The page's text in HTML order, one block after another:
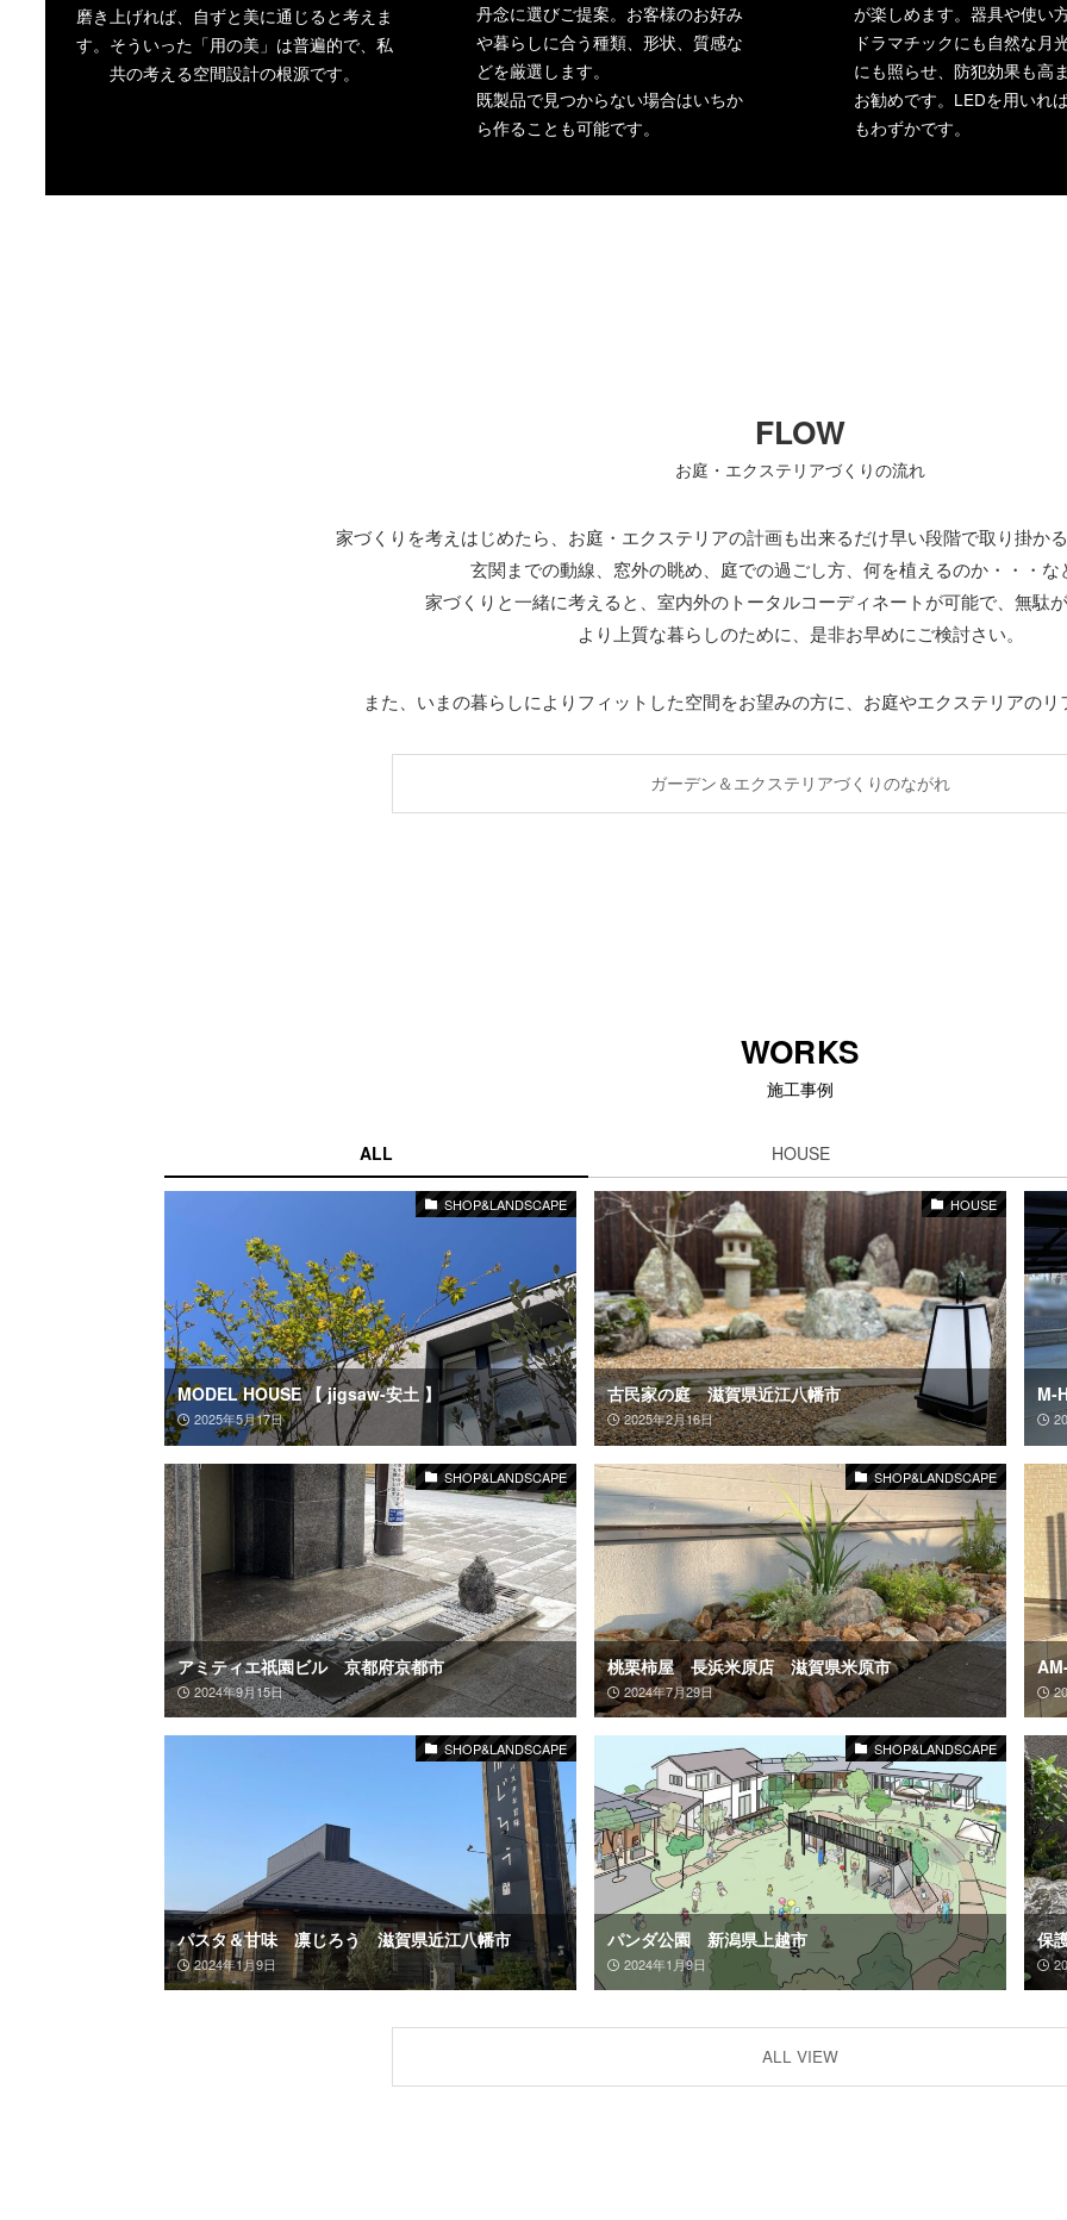
磨き上げれば、自ずと美に通じると考えま
す。そういった「用の美」は普遍的で、私
共の考える空間設計の根源です。
丹念に選びご提案。お客様のお好み
や暮らしに合う種類、形状、質感な
どを厳選します。
既製品で見つからない場合はいちか
ら作ることも可能です。
が楽しめます。器具や使い
ドラマチックにも自然な月
にも照らせ、防犯効果も高
お勧めです。LEDを用いれ
もわずかです。
FLOW
お庭・エクステリアづくりの流れ
家づくりを考えはじめたら、お庭・エクステリアの計画も出来るだけ早い段階で取り掛かる
玄関までの動線、窓外の眺め、庭での過ごし方、何を植えるのか・・・な
家づくりと一緒に考えると、室内外のトータルコーディネートが可能で、無駄が
より上質な暮らしのために、是非お早めにご検討さい。
また、いまの暮らしによりフィットした空間をお望みの方に、お庭やエクステリアのリ
ガーデン＆エクステリアづくりのながれ
WORKS
施工事例
ALL HOUSE
SHOP&LANDSCAPE
MODEL HOUSE 【 jigsaw-安土 】
2025年5月17日
HOUSE
古民家の庭 滋賀県近江八幡市
2025年2月16日
M-
SHOP&LANDSCAPE
アミティエ祇園ビル 京都府京都市
2024年9月15日
SHOP&LANDSCAPE
桃栗柿屋 長浜米原店 滋賀県米原市
2024年7月29日
SHOP&LANDSCAPE
パスタ＆甘味 凛じろう 滋賀県近江八幡市
2024年1月9日
SHOP&LANDSCAPE
パンダ公園 新潟県上越市
2024年1月9日
保
ALL VIEW